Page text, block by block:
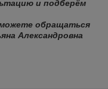
и подберём
обращаться
Александровна